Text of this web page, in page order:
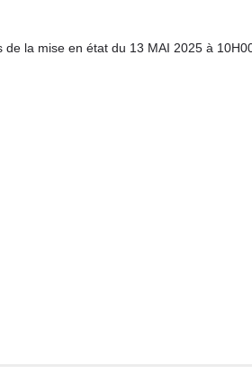
la mise en état du 13 MAI 2025 à